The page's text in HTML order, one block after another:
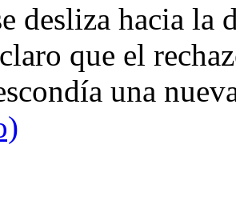
desliza hacia
que el
una